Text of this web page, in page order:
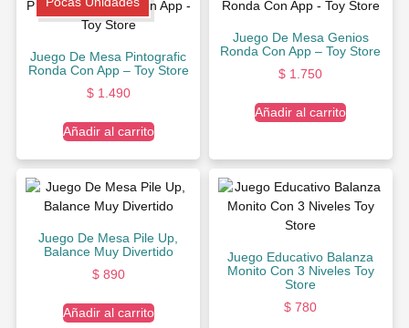
Juego De Mesa Pintografic
Ronda Con App – Toy Store
$1.490
Añadir al carrito
Juego De Mesa Genios
Ronda Con App – Toy Store
$ 1.750
Añadir al carrito
Juego De Mesa Pile Up,
Balance Muy Divertido
$890
Añadir al carrito
Juego Educativo Balanza
Monito Con 3 Niveles Toy
Store
$ 780